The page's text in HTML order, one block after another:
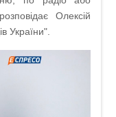
Олексій
України".